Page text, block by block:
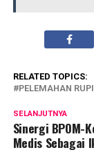
RELATED TOPICS:
PELEMAHAN
SELANJUTNYA
Sinergi BPOM-
Medis Sebagai